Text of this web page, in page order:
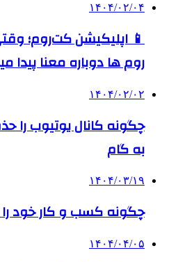
۱۴۰۴/۰۲/۰۴
📱 اپلیکیشن کت‌روم؛
روم ها دوباره معنا پیدا
۱۴۰۴/۰۲/۰۲
چگونه کانال یوتیوب را
‌به‌ گام
۱۴۰۴/۰۳/۱۹
چگونه کسب و کار خود را
۱۴۰۴/۰۴/۰۵